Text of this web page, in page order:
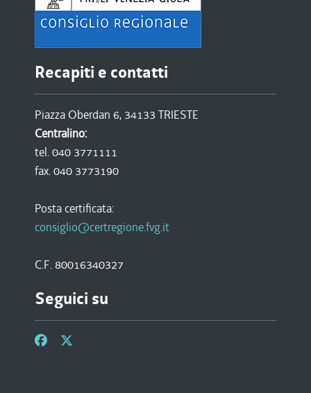
Recapiti e contatti
Piazza Oberdan 6, 34133 TRIESTE
Centralino:
tel. 040 3771111
fax. 040 3773190
Posta certificata:
consiglio@certregione.fvg.it
C.F. 80016340327
Seguici su